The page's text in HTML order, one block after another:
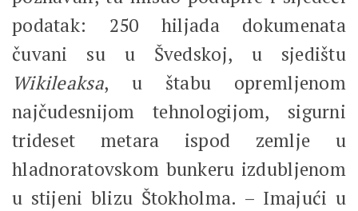
podatak: 250 hiljada dokumenata
čuvani su u Švedskoj, u sjedištu
Wikileaksa, u štabu opremljenom
najčudesnijom tehnologijom, sigurni
trideset metara ispod zemlje u
hladnoratovskom bunkeru izdubljenom
u stijeni blizu Štokholma. – Imajući u